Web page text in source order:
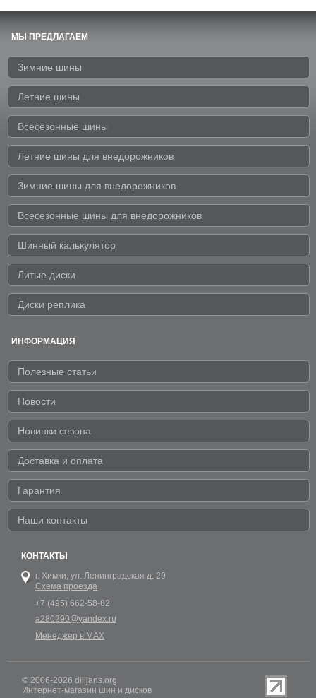
МЫ ПРЕДЛАГАЕМ
Зимние шины
Летние шины
Всесезонные шины
Летние шины для внедорожников
Зимние шины для внедорожников
Всесезонные шины для внедорожников
Шинный калькулятор
Литые диски
Диски реплика
ИНФОРМАЦИЯ
Полезные статьи
Новости
Новинки сезона
Доставка и оплата
Гарантия
Наши контакты
КОНТАКТЫ
г. Химки, ул. Ленинградская д. 29
Схема проезда
+7 (495) 662-58-82
a280290@yandex.ru
Менеджер в MAX
© 2006-2026 dilijans.org.
Интернет-магазин шин и дисков